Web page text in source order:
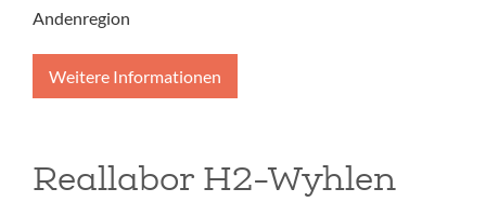
Andenregion
Weitere Informationen
Reallabor H2-Wyhlen